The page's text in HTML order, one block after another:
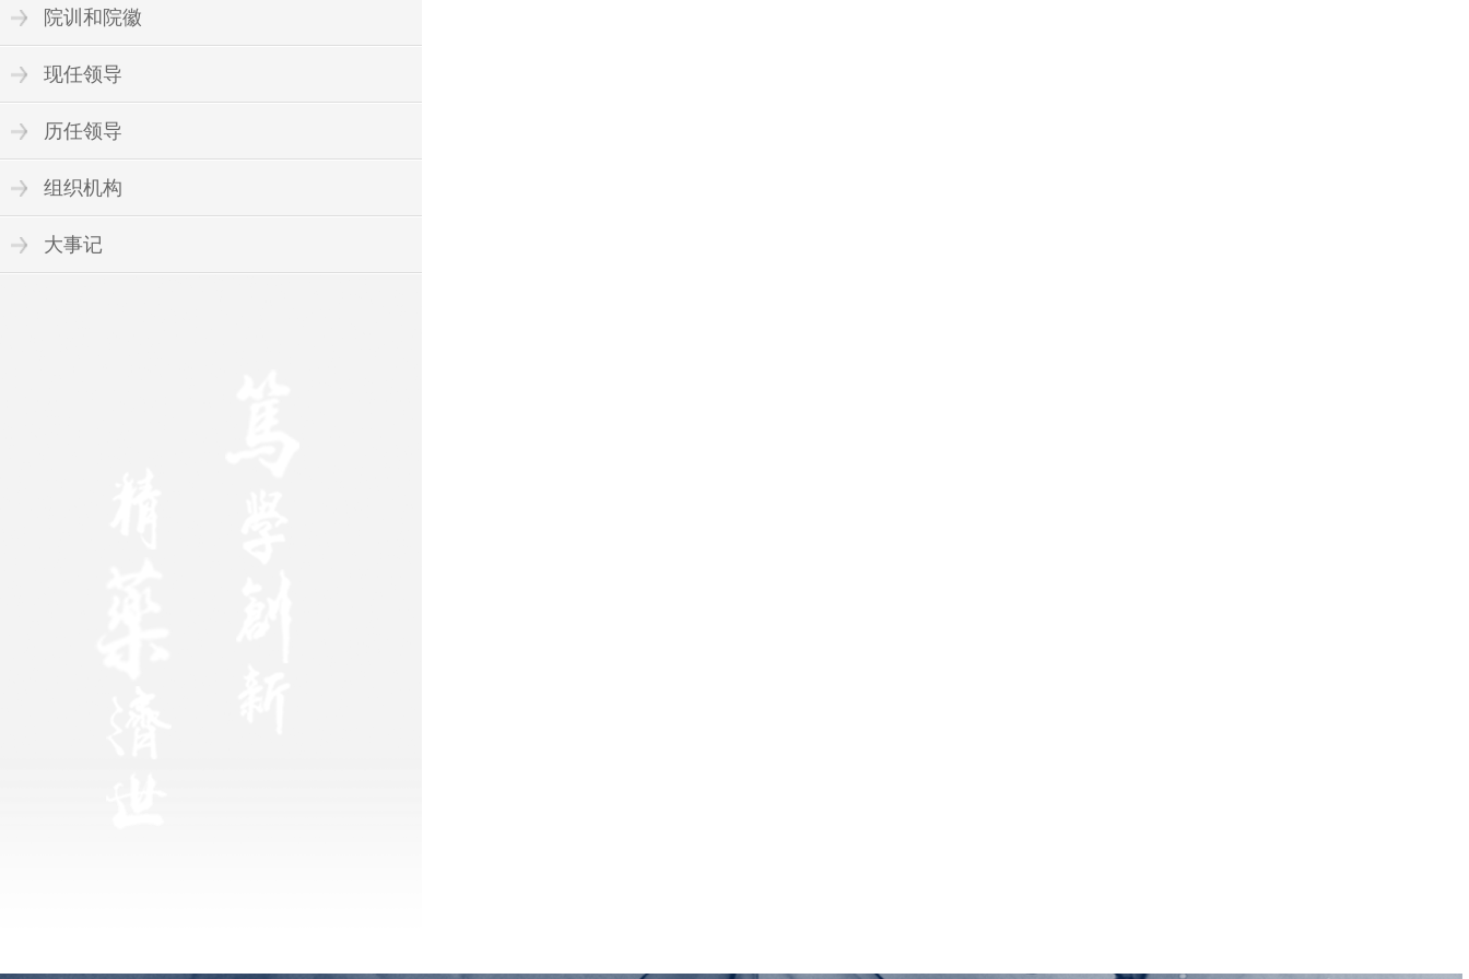
院训和院徽
现任领导
历任领导
组织机构
大事记